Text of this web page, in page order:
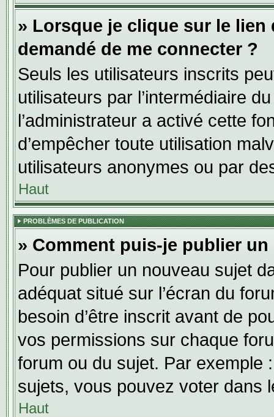
» Lorsque je clique sur le lien
demandé de me connecter ?
Seuls les utilisateurs inscrits
utilisateurs par l’intermédiaire
l’administrateur a activé cette
d’empêcher toute utilisation
utilisateurs anonymes ou par
Haut
PROBLÈMES DE PUBLICATION
» Comment puis-je publier
Pour publier un nouveau sujet
adéquat situé sur l’écran du
besoin d’être inscrit avant de
vos permissions sur chaque
forum ou du sujet. Par exemple
sujets, vous pouvez voter dans
Haut